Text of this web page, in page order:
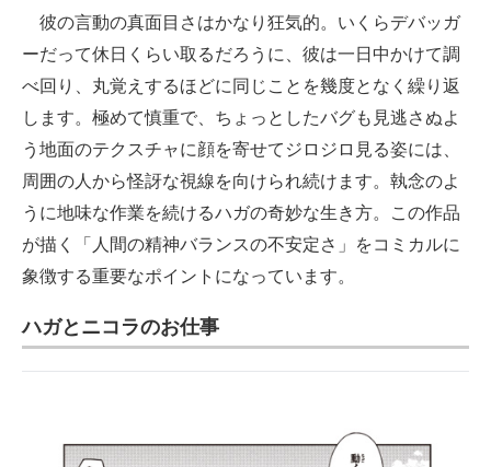
彼の言動の真面目さはかなり狂気的。いくらデバッガ
ーだって休日くらい取るだろうに、彼は一日中かけて調
べ回り、丸覚えするほどに同じことを幾度となく繰り返
します。極めて慎重で、ちょっとしたバグも見逃さぬよ
う地面のテクスチャに顔を寄せてジロジロ見る姿には、
周囲の人から怪訝な視線を向けられ続けます。執念のよ
うに地味な作業を続けるハガの奇妙な生き方。この作品
が描く「人間の精神バランスの不安定さ」をコミカルに
象徴する重要なポイントになっています。
ハガとニコラのお仕事